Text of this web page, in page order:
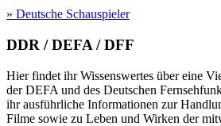
» Deutsche Schauspieler
DDR / DEFA / DFF
Hier findet ihr Wissenswertes über eine
der DEFA und des Deutschen
ihr ausführliche Informationen zur
Filme sowie zu Leben und Wirken der